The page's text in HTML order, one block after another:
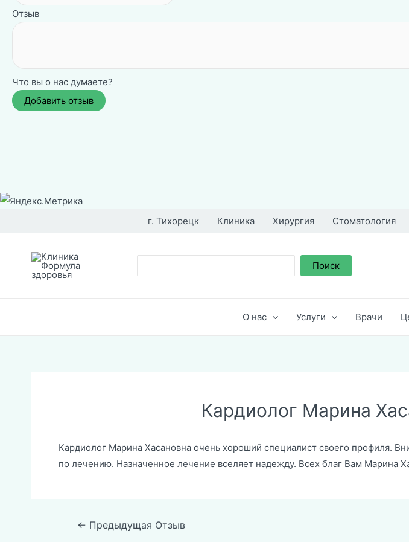
Отзыв
Что вы о нас думаете?
Перейти
г. Тихорецк Клиника Хирургия Стоматология
Поиск
О нас Услуги Врачи
Кардиолог Марина
Кардиолог Марина Хасановна очень хороший специалист своего профиля.
по лечению. Назначенное лечение вселяет надежду. Всех благ Вам Марина
Навигация
← Предыдущая Отзыв